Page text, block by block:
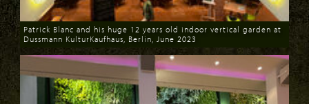
Download
Patrick Blanc and his huge 12 years old indoor vertical garden at
Dussmann KulturKaufhaus, Berlin, June 2023